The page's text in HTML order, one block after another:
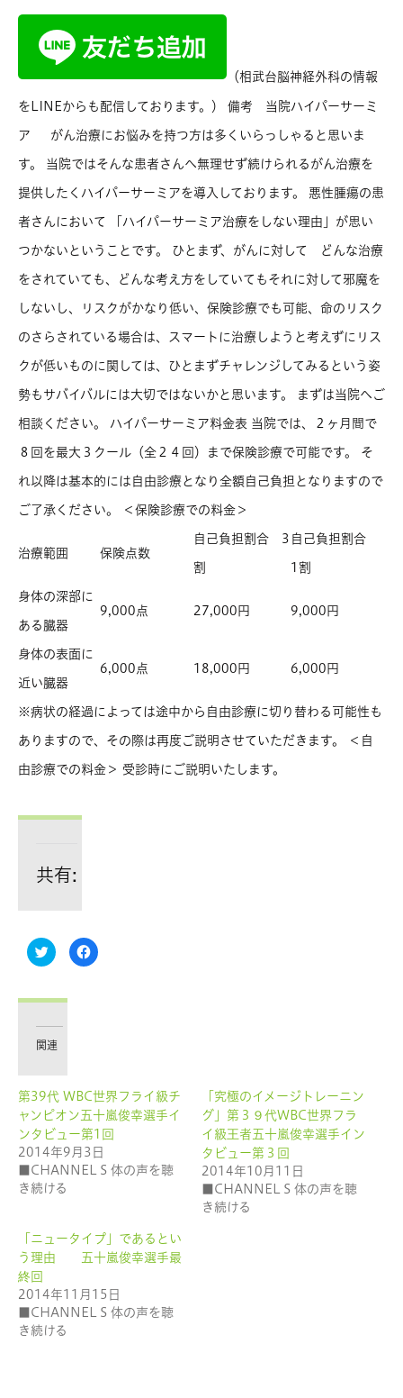
（相武台脳神経外科の情報
をLINEからも配信しております。） 備考 当院ハイパーサーミ
ア がん治療にお悩みを持つ方は多くいらっしゃると思いま
す。 当院ではそんな患者さんへ無理せず続けられるがん治療を
提供したくハイパーサーミアを導入しております。 悪性腫瘍の患
者さんにおいて 「ハイパーサーミア治療をしない理由」が思い
つかないということです。 ひとまず、がんに対して どんな治療
をされていても、どんな考え方をしていてもそれに対して邪魔を
しないし、リスクがかなり低い、保険診療でも可能、命のリスク
のさらされている場合は、スマートに治療しようと考えずにリス
クが低いものに関しては、ひとまずチャレンジしてみるという姿
勢もサバイバルには大切ではないかと思います。 まずは当院へご
相談ください。 ハイパーサーミア料金表 当院では、２ヶ月間で
８回を最大３クール（全２４回）まで保険診療で可能です。 そ
れ以降は基本的には自由診療となり全額自己負担となりますので
ご了承ください。 ＜保険診療での料金＞
治療範囲 保険点数
自己負担割合 3
割
自己負担割合
1割
身体の深部に
ある臓器
9,000点 27,000円 9,000円
身体の表面に
近い臓器
6,000点 18,000円 6,000円
※病状の経過によっては途中から自由診療に切り替わる可能性も
ありますので、その際は再度ご説明させていただきます。 ＜自
由診療での料金＞ 受診時にご説明いたします。
共有:
ク
リ
て
で
有
ウ
ィ
ン
ド
ウ
で
開
き
ま
す)
Facebook
で
て
く
だ
さ
い
(新
し
い
ウ
開
き
ま
関連
第39代 WBC世界フライ級チ
ャンピオン五十嵐俊幸選手イ
ンタビュー第1回
2014年9月3日
■CHANNEL S 体の声を聴
き続ける
「究極のイメージトレーニン
グ」第３９代WBC世界フラ
イ級王者五十嵐俊幸選手イン
タビュー第３回
2014年10月11日
■CHANNEL S 体の声を聴
き続ける
「ニュータイプ」であるとい
う理由 五十嵐俊幸選手最
終回
2014年11月15日
■CHANNEL S 体の声を聴
き続ける